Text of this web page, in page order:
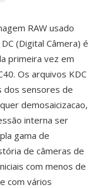
RAW usado
(Digital Câmera) é
primeira vez em
Os arquivos KDC
dos sensores de
demosaicizacao,
interna ser
gama de
de câmeras de
com menos de
com vários